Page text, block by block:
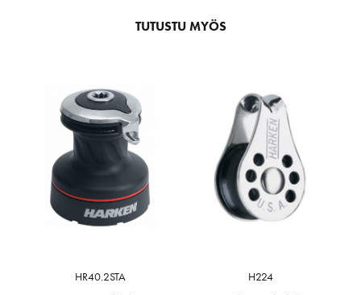
TUTUSTU MYÖS
HR40.2STA H224